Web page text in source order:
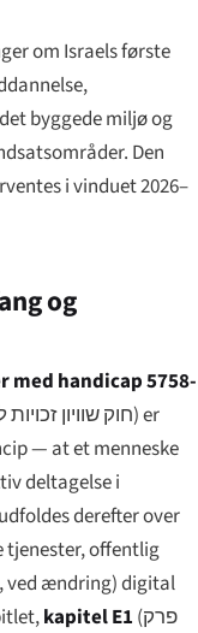
om Israels første
byggede miljø og
Den
i vinduet 2026–
og
med handicap 5758-
חוק שוויון) er
— at et menneske
deltagelse i
derefter over
offentlig
ved ændring) digital
kapitel E1 (פרק